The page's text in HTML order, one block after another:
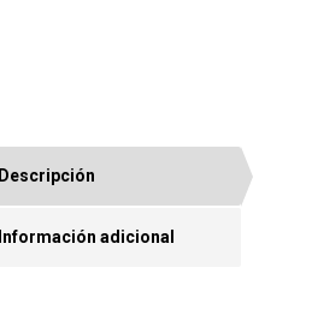
Descripción
Información adicional